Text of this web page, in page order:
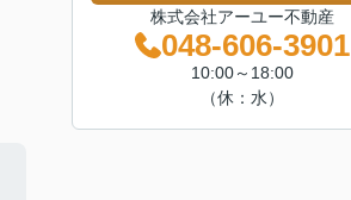
株式会社アーユー不動産
048-606-3901
10:00～18:00
（休：水）